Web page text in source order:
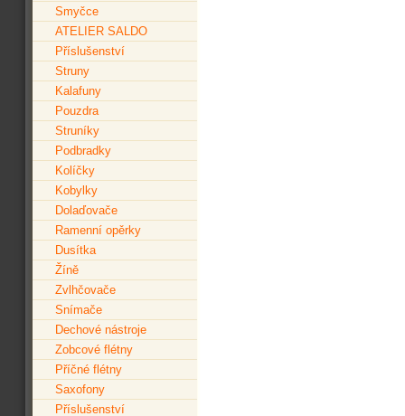
Smyčce
ATELIER SALDO
Příslušenství
Struny
Kalafuny
Pouzdra
Struníky
Podbradky
Kolíčky
Kobylky
Dolaďovače
Ramenní opěrky
Dusítka
Žíně
Zvlhčovače
Snímače
Dechové nástroje
Zobcové flétny
Příčné flétny
Saxofony
Příslušenství